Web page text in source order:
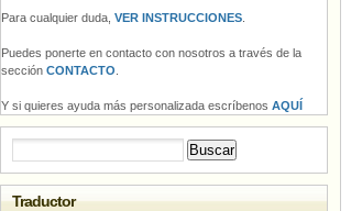
Para cualquier duda, VER INSTRUCCIONES
Puedes ponerte en contacto con nosotros a través de la
sección CONTACTO
Y si quieres ayuda más personalizada escríbenos AQUÍ
Traductor